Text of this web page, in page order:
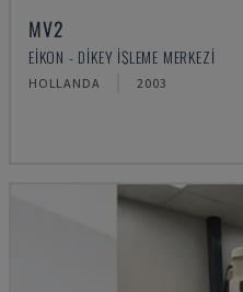
MV2
EIKON - DIKEY İŞLEME MERKEZI
HOLLANDA 2003